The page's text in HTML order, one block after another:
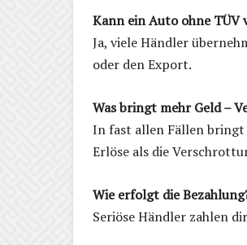
Kann ein Auto ohne TÜV
Ja, viele Händler
oder den Export.
Was bringt mehr Geld –
In fast allen Fällen bringt
Erlöse als die
Wie erfolgt die
Seriöse Händler zahlen